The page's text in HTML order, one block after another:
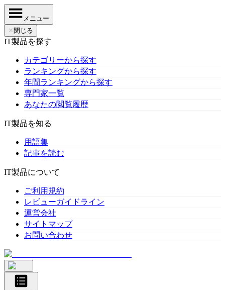
メニュー
✕ 閉じる
IT製品を探す
カテゴリーから探す
ランキングから探す
年間ランキングから探す
専門家一覧
あなたの閲覧履歴
IT製品を知る
用語集
記事を読む
IT製品について
ご利用規約
レビューガイドライン
運営会社
サイトマップ
お問い合わせ